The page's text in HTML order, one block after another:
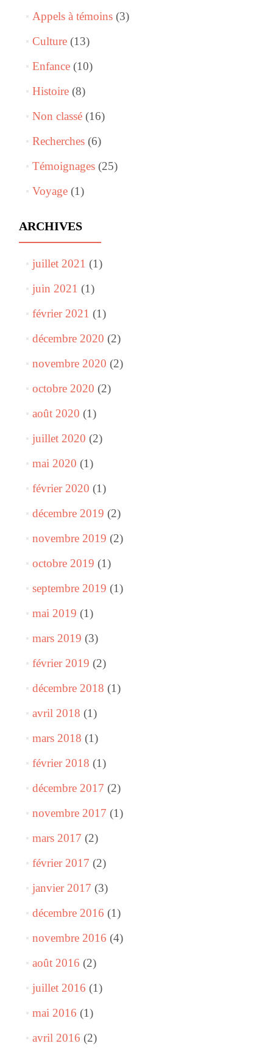
Appels à témoins(3)
Culture(13)
Enfance(10)
Histoire(8)
Non classé(16)
Recherches(6)
Témoignages(25)
Voyage(1)
ARCHIVES
juillet 2021 (1)
juin 2021 (1)
février 2021 (1)
décembre 2020 (2)
novembre 2020 (2)
octobre 2020 (2)
août 2020 (1)
juillet 2020 (2)
mai 2020 (1)
février 2020 (1)
décembre 2019 (2)
novembre 2019 (2)
octobre 2019 (1)
septembre 2019 (1)
mai 2019 (1)
mars 2019 (3)
février 2019 (2)
décembre 2018 (1)
avril 2018 (1)
mars 2018 (1)
février 2018 (1)
décembre 2017 (2)
novembre 2017 (1)
mars 2017 (2)
février 2017 (2)
janvier 2017 (3)
décembre 2016 (1)
novembre 2016 (4)
août 2016 (2)
juillet 2016 (1)
mai 2016 (1)
avril 2016 (2)